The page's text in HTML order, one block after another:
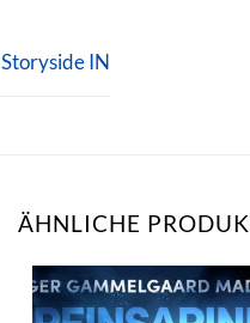
Storyside IN
ÄHNLICHE